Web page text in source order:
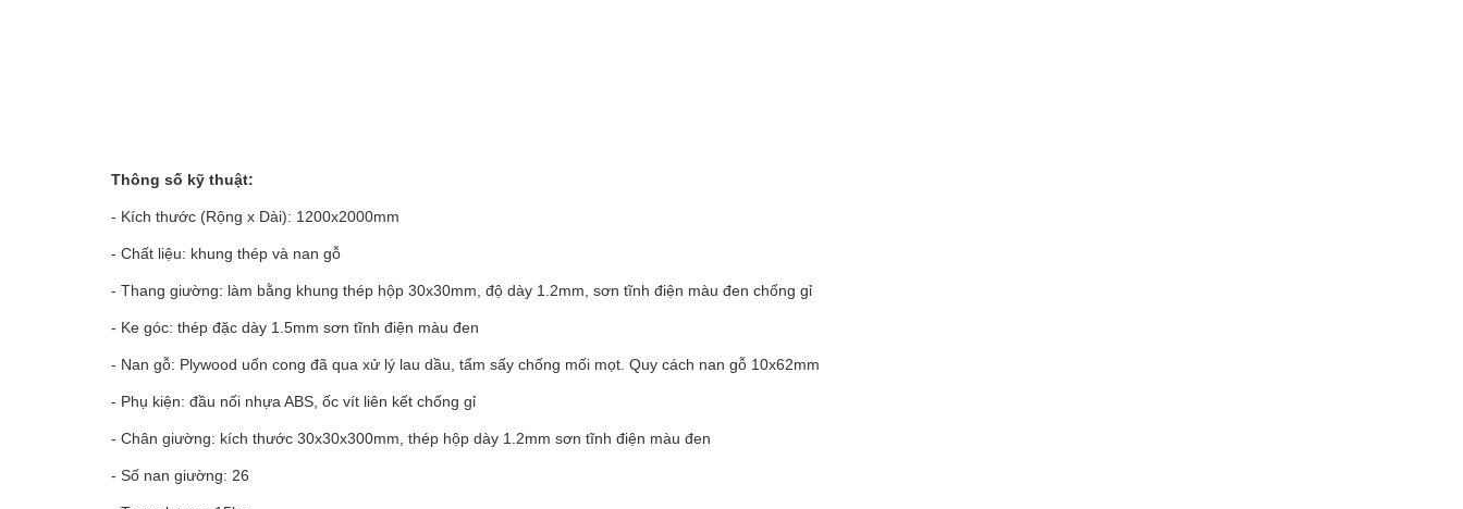
Thông số kỹ thuật:
- Kích thước (Rộng x Dài): 1200x2000mm
- Chất liệu: khung thép và nan gỗ
- Thang giường: làm bằng khung thép hộp 30x30mm, độ dày 1.2mm, sơn tĩnh điện màu đen chống gỉ
- Ke góc: thép đặc dày 1.5mm sơn tĩnh điện màu đen
- Nan gỗ: Plywood uốn cong đã qua xử lý lau dầu, tẩm sấy chống mối mọt. Quy cách nan gỗ 10x62mm
- Phụ kiện: đầu nối nhựa ABS, ốc vít liên kết chống gỉ
- Chân giường: kích thước 30x30x300mm, thép hộp dày 1.2mm sơn tĩnh điện màu đen
- Số nan giường: 26